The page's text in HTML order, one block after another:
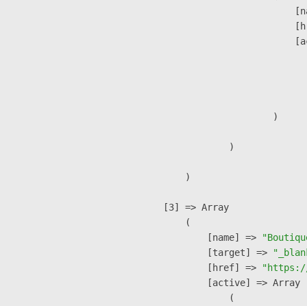
                        )
                )
        )
    [3] => Array
        (
            [name] =>
            [target] =>
            [href] =>
"https://
            [active] => Array
                (